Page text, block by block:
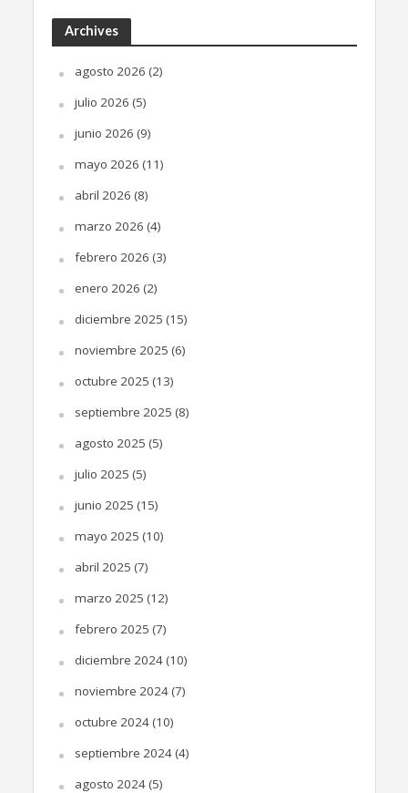
Archives
agosto 2026 (2)
julio 2026 (5)
junio 2026 (9)
mayo 2026 (11)
abril 2026 (8)
marzo 2026 (4)
febrero 2026 (3)
enero 2026 (2)
diciembre 2025 (15)
noviembre 2025 (6)
octubre 2025 (13)
septiembre 2025 (8)
agosto 2025 (5)
julio 2025 (5)
junio 2025 (15)
mayo 2025 (10)
abril 2025 (7)
marzo 2025 (12)
febrero 2025 (7)
diciembre 2024(10)
noviembre 2024(7)
octubre 2024(10)
septiembre 2024(4)
agosto 2024(5)